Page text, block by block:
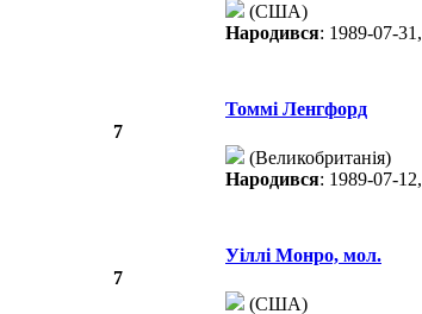
(США)
Народився: 1989-07-31,
7
Томмі Ленгфорд
(Великобританія)
Народився: 1989-07-12,
7
Уіллі Монро, мол.
(США)